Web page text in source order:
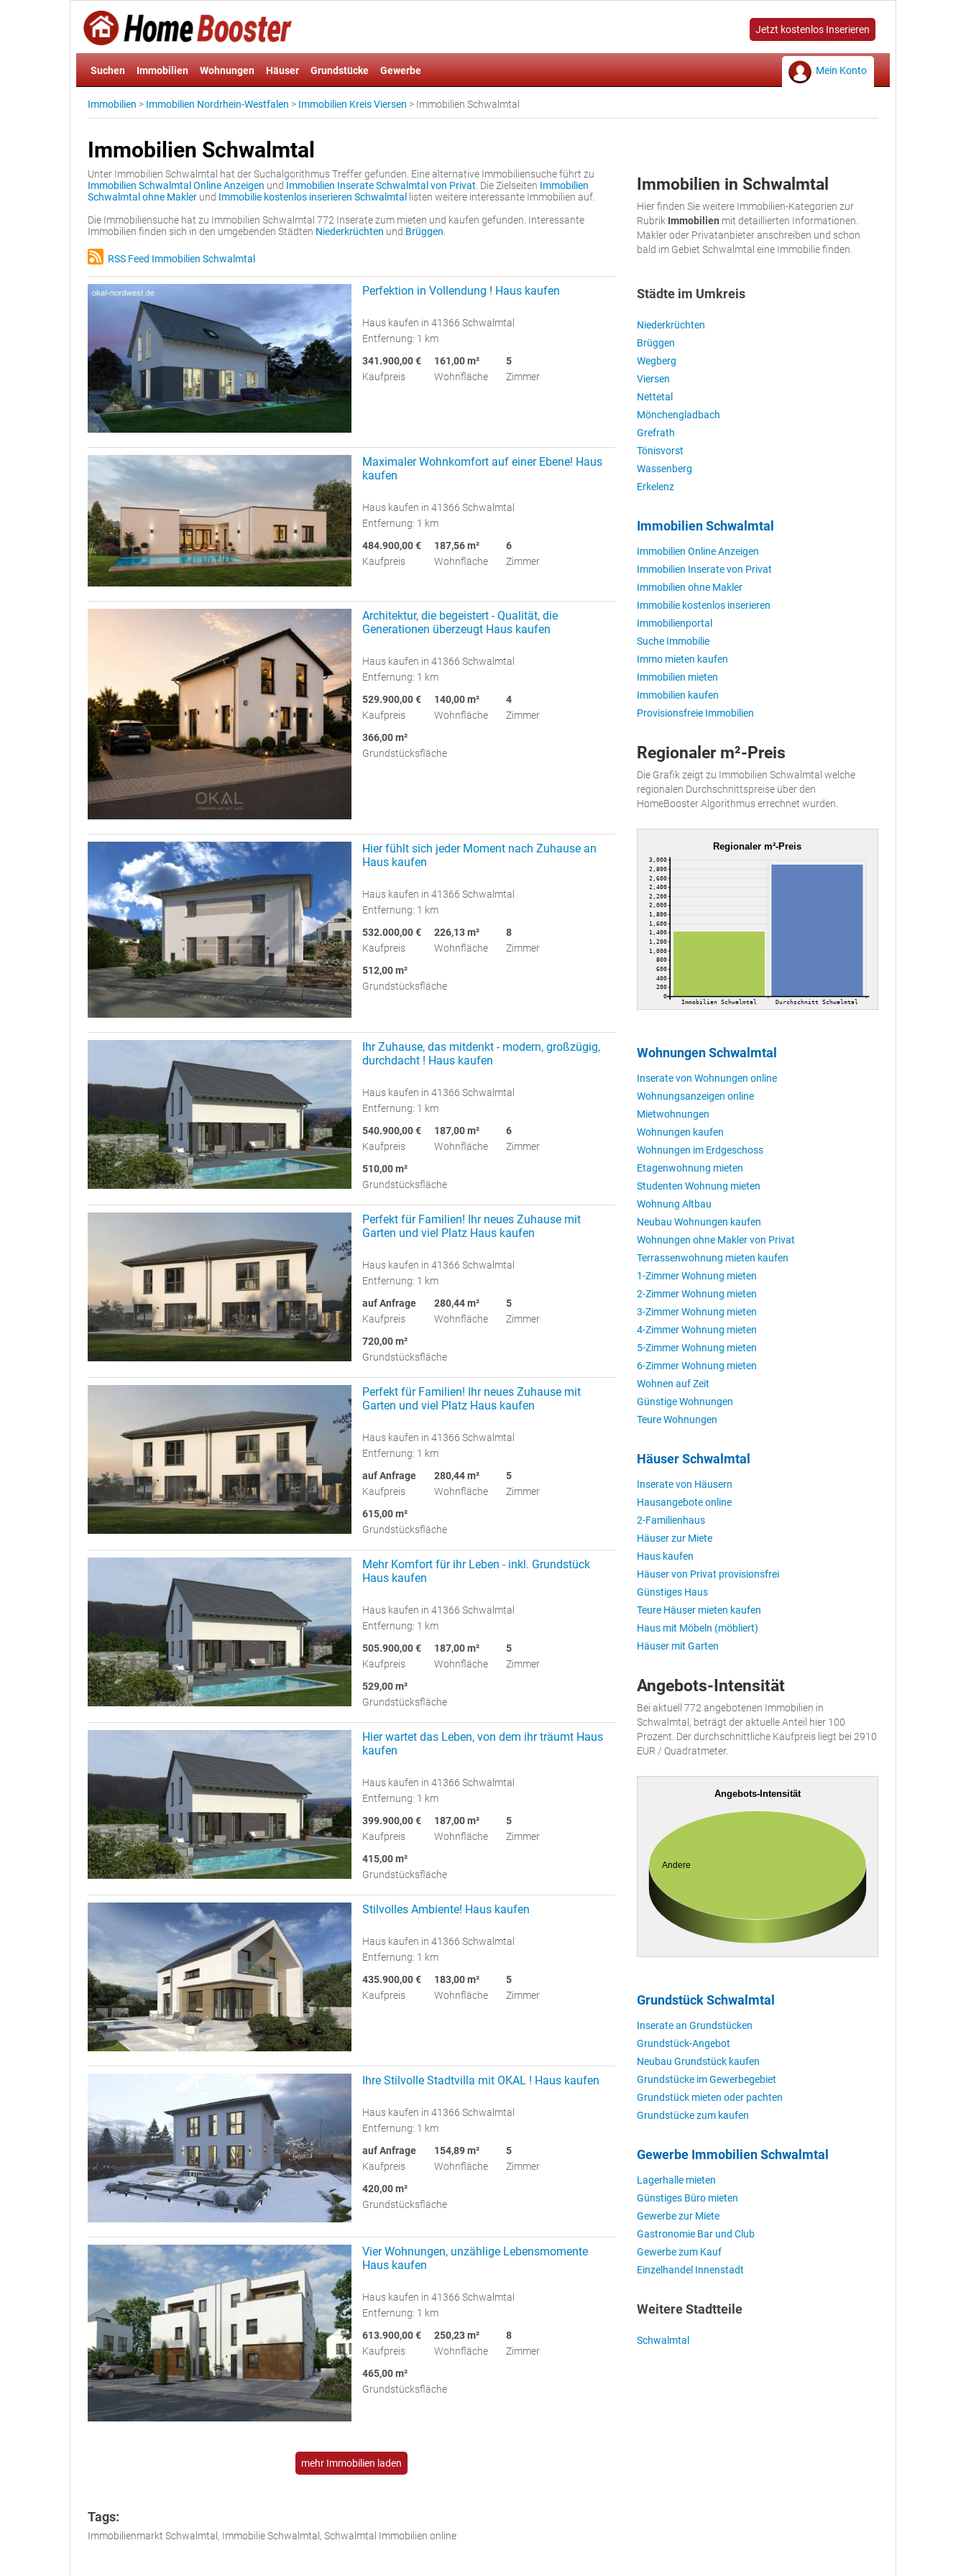
Jetzt kostenlos Inserieren
Suchen Immobilien Wohnungen Häuser Grundstücke Gewerbe Mein Konto
Immobilien > Immobilien Nordrhein-Westfalen > Immobilien Kreis Viersen > Immobilien Schwalmtal
Immobilien Schwalmtal
Unter Immobilien Schwalmtal hat der Suchalgorithmus Treffer gefunden. Eine alternative Immobiliensuche führt zu
Immobilien Schwalmtal Online Anzeigen und Immobilien Inserate Schwalmtal von Privat . Die Zielseiten Immobilien
Schwalmtal ohne Makler und Immobilie kostenlos inserieren Schwalmtal
listen weitere interessante Immobilien auf.
Die Immobiliensuche hat zu Immobilien Schwalmtal 772 Inserate zum mieten und kaufen gefunden. Interessante
Immobilien finden sich in den umgebenden Städten Niederkrüchten und Brüggen
RSS Feed Immobilien Schwalmtal
Perfektion in Vollendung ! Haus kaufen
Haus kaufen in 41366 Schwalmtal
Entfernung: 1 km
341.900,00 €
Kaufpreis
161,00 m²
Wohnfläche
5
Zimmer
Maximaler Wohnkomfort auf einer Ebene! Haus
kaufen
Haus kaufen in 41366 Schwalmtal
Entfernung: 1 km
484.900,00 €
Kaufpreis
187,56 m²
Wohnfläche
6
Zimmer
Architektur, die begeistert - Qualität, die
Generationen überzeugt Haus kaufen
Haus kaufen in 41366 Schwalmtal
Entfernung: 1 km
529.900,00 €
Kaufpreis
140,00 m²
Wohnfläche
4
Zimmer
366,00 m²
Grundstücksfläche
Hier fühlt sich jeder Moment nach Zuhause an
Haus kaufen
Haus kaufen in 41366 Schwalmtal
Entfernung: 1 km
532.000,00 €
Kaufpreis
226,13 m²
Wohnfläche
8
Zimmer
512,00 m²
Grundstücksfläche
Ihr Zuhause, das mitdenkt - modern, großzügig,
durchdacht ! Haus kaufen
Haus kaufen in 41366 Schwalmtal
Entfernung: 1 km
540.900,00 €
Kaufpreis
187,00 m²
Wohnfläche
6
Zimmer
510,00 m²
Grundstücksfläche
Perfekt für Familien! Ihr neues Zuhause mit
Garten und viel Platz Haus kaufen
Haus kaufen in 41366 Schwalmtal
Entfernung: 1 km
auf Anfrage
Kaufpreis
280,44 m²
Wohnfläche
5
Zimmer
720,00 m²
Grundstücksfläche
Perfekt für Familien! Ihr neues Zuhause mit
Garten und viel Platz Haus kaufen
Haus kaufen in 41366 Schwalmtal
Entfernung: 1 km
auf Anfrage
Kaufpreis
280,44 m²
Wohnfläche
5
Zimmer
615,00 m²
Grundstücksfläche
Mehr Komfort für ihr Leben - inkl. Grundstück
Haus kaufen
Haus kaufen in 41366 Schwalmtal
Entfernung: 1 km
505.900,00 €
Kaufpreis
187,00 m²
Wohnfläche
5
Zimmer
529,00 m²
Grundstücksfläche
Hier wartet das Leben, von dem ihr träumt Haus
kaufen
Haus kaufen in 41366 Schwalmtal
Entfernung: 1 km
399.900,00 €
Kaufpreis
187,00 m²
Wohnfläche
5
Zimmer
415,00 m²
Grundstücksfläche
Stilvolles Ambiente! Haus kaufen
Haus kaufen in 41366 Schwalmtal
Entfernung: 1 km
435.900,00 €
Kaufpreis
183,00 m²
Wohnfläche
5
Zimmer
Ihre Stilvolle Stadtvilla mit OKAL ! Haus kaufen
Haus kaufen in 41366 Schwalmtal
Entfernung: 1 km
auf Anfrage
Kaufpreis
154,89 m²
Wohnfläche
5
Zimmer
420,00 m²
Grundstücksfläche
Vier Wohnungen, unzählige Lebensmomente
Haus kaufen
Haus kaufen in 41366 Schwalmtal
Entfernung: 1 km
613.900,00 €
Kaufpreis
250,23 m²
Wohnfläche
8
Zimmer
465,00 m²
Grundstücksfläche
mehr Immobilien laden
Tags:
Immobilienmarkt Schwalmtal, Immobilie Schwalmtal, Schwalmtal Immobilien online
Immobilien in Schwalmtal
Hier finden Sie weitere Immobilien-Kategorien zur
Rubrik Immobilien mit detaillierten Informationen.
Makler oder Privatanbieter anschreiben und schon
bald im Gebiet Schwalmtal eine Immobilie finden.
Städte im Umkreis
Niederkrüchten
Brüggen
Wegberg
Viersen
Nettetal
Mönchengladbach
Grefrath
Tönisvorst
Wassenberg
Erkelenz
Immobilien Schwalmtal
Immobilien Online Anzeigen
Immobilien Inserate von Privat
Immobilien ohne Makler
Immobilie kostenlos inserieren
Immobilienportal
Suche Immobilie
Immo mieten kaufen
Immobilien mieten
Immobilien kaufen
Provisionsfreie Immobilien
Regionaler m²-Preis
Die Grafik zeigt zu Immobilien Schwalmtal welche
regionalen Durchschnittspreise über den
HomeBooster Algorithmus errechnet wurden.
Regionaler m²-Preis
0
200
400
600
800
1,000
1,200
1,400
1,600
1,800
2,000
2,200
2,400
2,600
2,800
3,000
Immobilien Schwalmtal Durchschnitt Schwalmtal
Wohnungen Schwalmtal
Inserate von Wohnungen online
Wohnungsanzeigen online
Mietwohnungen
Wohnungen kaufen
Wohnungen im Erdgeschoss
Etagenwohnung mieten
Studenten Wohnung mieten
Wohnung Altbau
Neubau Wohnungen kaufen
Wohnungen ohne Makler von Privat
Terrassenwohnung mieten kaufen
1-Zimmer Wohnung mieten
2-Zimmer Wohnung mieten
3-Zimmer Wohnung mieten
4-Zimmer Wohnung mieten
5-Zimmer Wohnung mieten
6-Zimmer Wohnung mieten
Wohnen auf Zeit
Günstige Wohnungen
Teure Wohnungen
Häuser Schwalmtal
Inserate von Häusern
Hausangebote online
2-Familienhaus
Häuser zur Miete
Haus kaufen
Häuser von Privat provisionsfrei
Günstiges Haus
Teure Häuser mieten kaufen
Haus mit Möbeln (möbliert)
Häuser mit Garten
Angebots-Intensität
Bei aktuell 772 angebotenen Immobilien in
Schwalmtal, beträgt der aktuelle Anteil hier 100
Prozent. Der durchschnittliche Kaufpreis liegt bei 2910
EUR / Quadratmeter.
Angebots-Intensität
Andere
Grundstück Schwalmtal
Inserate an Grundstücken
Grundstück-Angebot
Neubau Grundstück kaufen
Grundstücke im Gewerbegebiet
Grundstück mieten oder pachten
Grundstücke zum kaufen
Gewerbe Immobilien Schwalmtal
Lagerhalle mieten
Günstiges Büro mieten
Gewerbe zur Miete
Gastronomie Bar und Club
Gewerbe zum Kauf
Einzelhandel Innenstadt
Weitere Stadtteile
Schwalmtal